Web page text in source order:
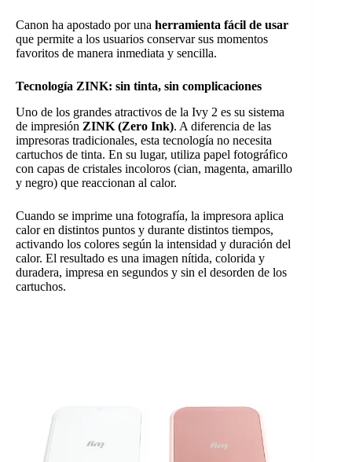
Canon ha apostado por una herramienta fácil de usar
que permite a los usuarios conservar sus momentos
favoritos de manera inmediata y sencilla.
Tecnología ZINK: sin tinta, sin complicaciones
Uno de los grandes atractivos de la Ivy 2 es su sistema
de impresión ZINK (Zero Ink). A diferencia de las
impresoras tradicionales, esta tecnología no necesita
cartuchos de tinta. En su lugar, utiliza papel fotográfico
con capas de cristales incoloros (cian, magenta, amarillo
y negro) que reaccionan al calor.
Cuando se imprime una fotografía, la impresora aplica
calor en distintos puntos y durante distintos tiempos,
activando los colores según la intensidad y duración del
calor. El resultado es una imagen nítida, colorida y
duradera, impresa en segundos y sin el desorden de los
cartuchos.